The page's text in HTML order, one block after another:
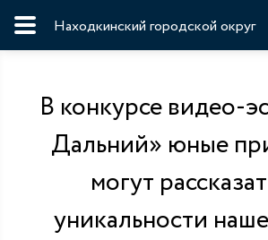
Находкинский городской округ
В конкурсе видео-
Дальний» юные
могут
уникальности